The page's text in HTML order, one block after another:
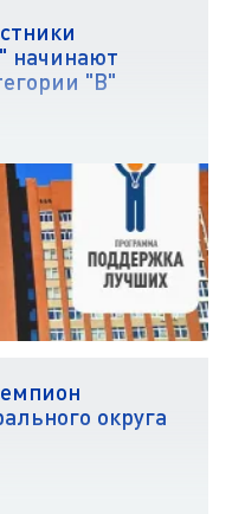
начинают
"В"
округа